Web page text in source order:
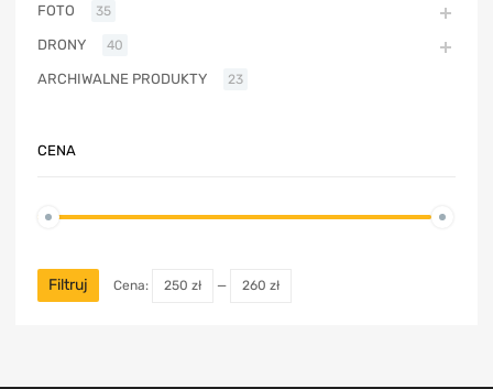
FOTO 35
DRONY 40
ARCHIWALNE PRODUKTY 23
CENA
Filtruj Cena: 250 zł — 260 zł